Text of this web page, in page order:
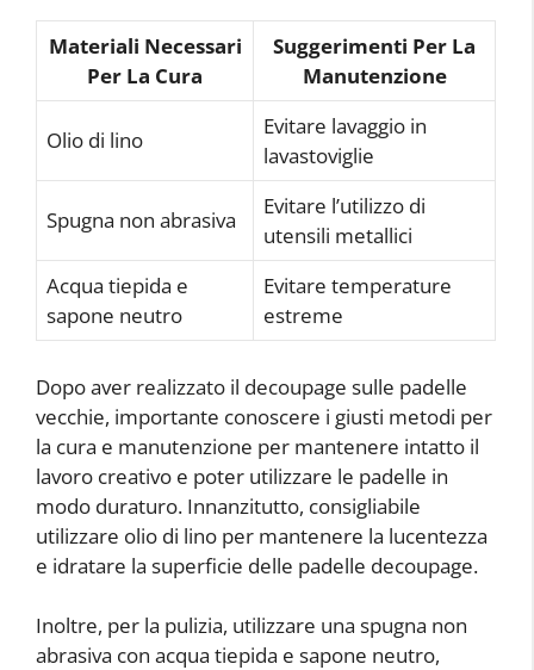
Materiali Necessari
Per La Cura
Suggerimenti Per La
Manutenzione
Olio di lino
Evitare lavaggio in
lavastoviglie
Spugna non abrasiva
Evitare l’utilizzo di
utensili metallici
Acqua tiepida e
sapone neutro
Evitare temperature
estreme
Dopo aver realizzato il decoupage sulle padelle
vecchie, importante conoscere i giusti metodi per
la cura e manutenzione per mantenere intatto il
lavoro creativo e poter utilizzare le padelle in
modo duraturo. Innanzitutto, consigliabile
utilizzare olio di lino per mantenere la lucentezza
e idratare la superficie delle padelle decoupage.
Inoltre, per la pulizia, utilizzare una spugna non
abrasiva con acqua tiepida e sapone neutro,